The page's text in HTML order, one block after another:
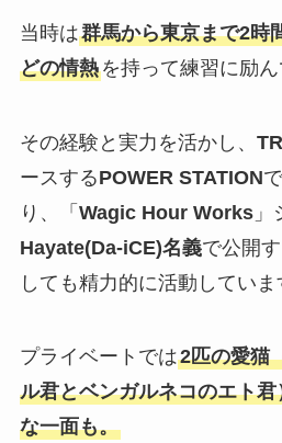
当時は群馬から東京まで2時
どの情熱を持って練習に励ん
その経験と実力を活かし、
ースするPOWER STATION
り、「 Wagic Hour Works」
Hayate(Da-iCE)名義で公開
しても精力的に活動していま
プライベートでは2匹の愛猫
ル君とベンガルネコのエト
な一面も。